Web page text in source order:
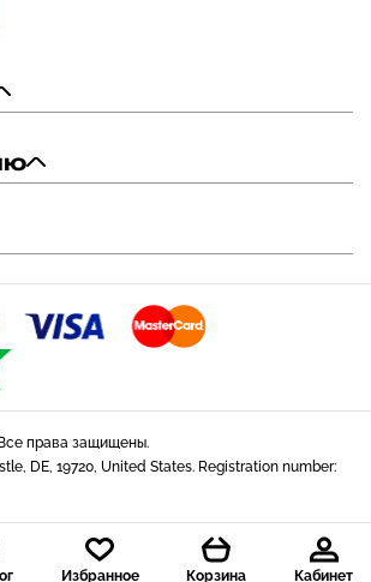
права защищены.
DE, 19720, United States. Registration number:
Избранное Корзина Кабинет